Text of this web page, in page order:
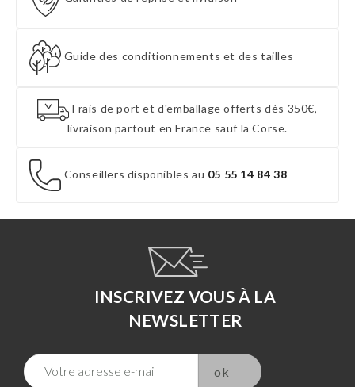
Guide des conditionnements et des tailles
Frais de port et d'emballage offerts dès 350€,
livraison partout en France sauf la Corse.
Conseillers disponibles au 05 55 14 84 38
INSCRIVEZ VOUS À LA
NEWSLETTER